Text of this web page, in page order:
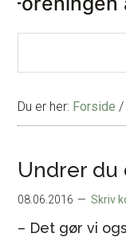
Du er her: Forside /
Undrer du
08.06.2016 Skriv
– Det gør vi